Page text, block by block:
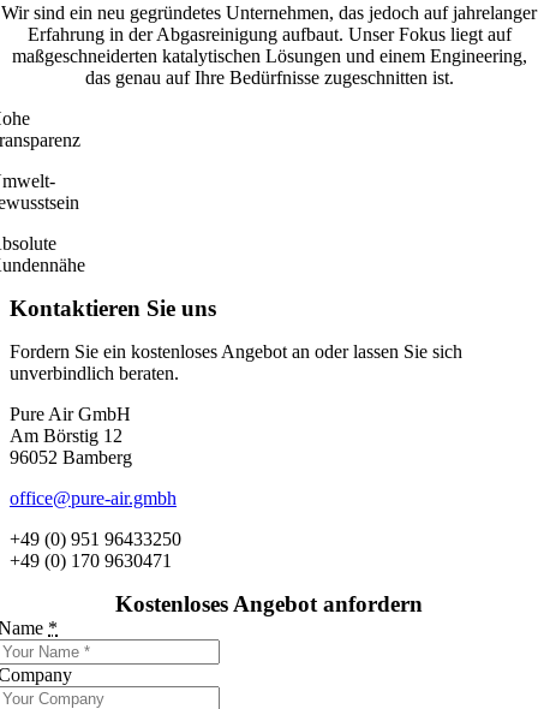
Wir sind ein neu gegründetes Unternehmen, das jedoch auf jahrelanger
Erfahrung in der Abgasreinigung aufbaut. Unser Fokus liegt auf
maßgeschneiderten katalytischen Lösungen und einem Engineering,
das genau auf Ihre Bedürfnisse zugeschnitten ist.
Kontaktieren Sie uns
Fordern Sie ein kostenloses Angebot an oder lassen Sie sich
unverbindlich beraten.
Pure Air GmbH
Am Börstig 12
96052 Bamberg
office@pure-air.gmbh
+49 (0) 951 96433250
+49 (0) 170 9630471
Kostenloses Angebot anfordern
*